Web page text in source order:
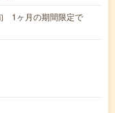
1ヶ月の期間限定で